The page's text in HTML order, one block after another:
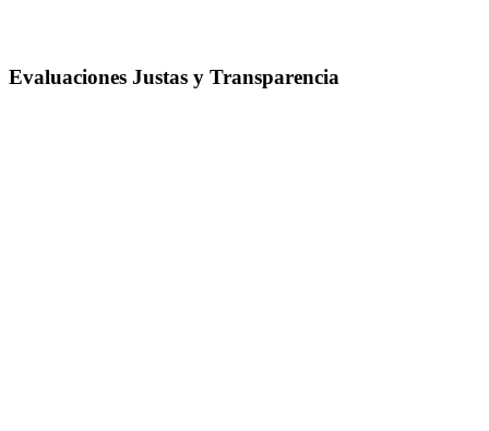
Evaluaciones Justas y Transparencia